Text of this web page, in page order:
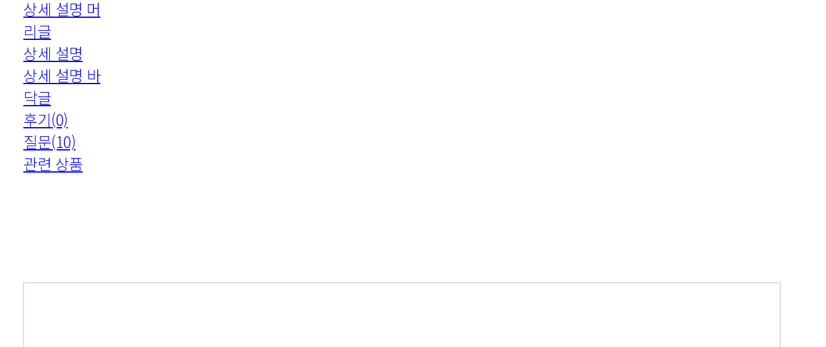
상세 설명 머
리글
상세 설명
상세 설명 바
닥글
후기(0)
질문(10)
관련 상품